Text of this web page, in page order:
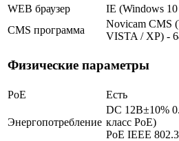
WEB браузер
IE (Windows
CMS программа
Novicam CMS
VISTA / XP) -
Физические параметры
PoE Есть
Энергопотребление
DC 12В±10%
класс PoE)
PoE IEEE